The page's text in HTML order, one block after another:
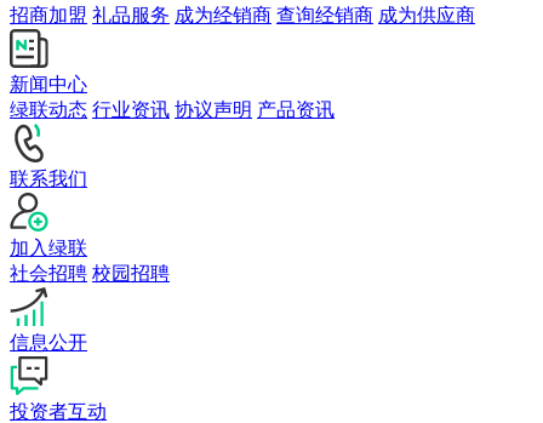
招商加盟 礼品服务 成为经销商 查询经销商 成为供应商
新闻中心
绿联动态 行业资讯 协议声明 产品资讯
联系我们
加入绿联
社会招聘 校园招聘
信息公开
投资者互动